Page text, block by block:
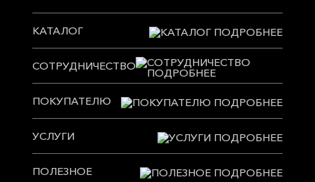
КАТАЛОГ
СОТРУДНИЧЕСТВО
ПОКУПАТЕЛЮ
УСЛУГИ
ПОЛЕЗНОЕ